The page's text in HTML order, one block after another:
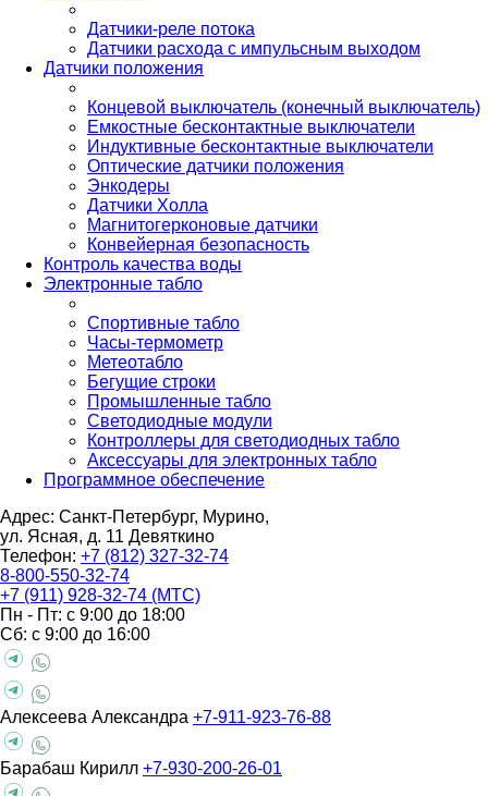
Датчики-реле потока
Датчики расхода с импульсным выходом
Датчики положения
Концевой выключатель (конечный выключатель)
Емкостные бесконтактные выключатели
Индуктивные бесконтактные выключатели
Оптические датчики положения
Энкодеры
Датчики Холла
Магнитогерконовые датчики
Конвейерная безопасность
Контроль качества воды
Электронные табло
Спортивные табло
Часы-термометр
Метеотабло
Бегущие строки
Промышленные табло
Светодиодные модули
Контроллеры для светодиодных табло
Аксессуары для электронных табло
Программное обеспечение
Адрес: Санкт-Петербург, Мурино,
ул. Ясная, д. 11 Девяткино
Телефон: +7 (812) 327-32-74
8-800-550-32-74
+7 (911) 928-32-74 (МТС)
Пн - Пт: с 9:00 до 18:00
Сб: с 9:00 до 16:00
Алексеева Александра +7-911-923-76-88
Барабаш Кирилл +7-930-200-26-01